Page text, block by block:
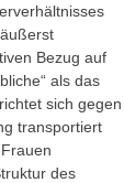
Bezug auf
als das
sich gegen
transportiert
des